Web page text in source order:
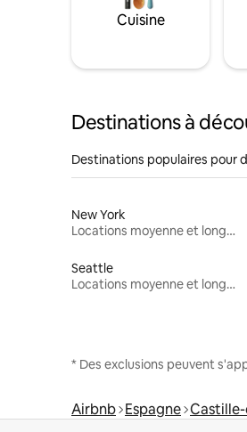
Cuisine
Destinations à
Destinations populaires pour
New York
Locations moyenne et longue durée
Seattle
Locations moyenne et longue durée
* Des exclusions peuvent
Airbnb Espagne